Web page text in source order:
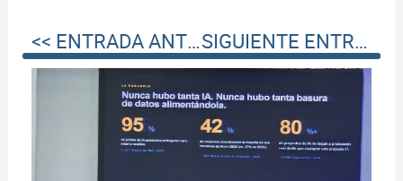
<< ENTRADA ANTERIOR SIGUIENTE ENTRADA >>